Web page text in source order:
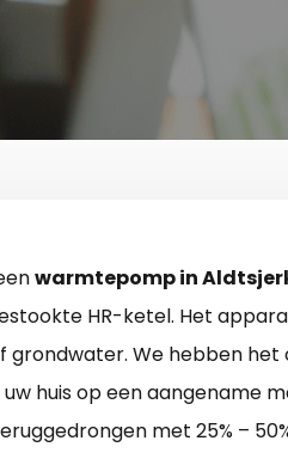
warmtepomp in
HR-ketel. Het
grondwater. We hebben
huis op een aangename
met 25% –